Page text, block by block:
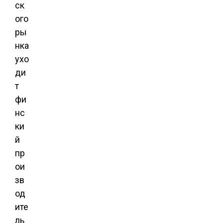
ск
ого
ры
нка
ухо
ди
т
фи
нс
ки
й
пр
ои
зв
од
ите
ль